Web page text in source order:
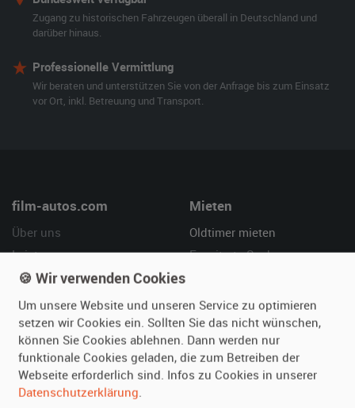
Zugang zu historischen Fahrzeugen überall in Deutschland und
darüber hinaus.
Professionelle Vermittlung
Wir beraten und unterstützen Sie von der Anfrage bis zum Einsatz
vor Ort, inkl. Betreuung und Transport.
film-autos.com
Über uns
Leistungen
Referenzen
Kundenmeinungen
Mieten
Oldtimer mieten
Erweiterte Suche
Service
Vermieten
Oldtimer anmelden
Fotos senden
Hilfe
Häufige Fragen (FAQ)
🍪 Wir verwenden Cookies
Um unsere Website und unseren Service zu optimieren
setzen wir Cookies ein. Sollten Sie das nicht wünschen,
können Sie Cookies ablehnen. Dann werden nur
funktionale Cookies geladen, die zum Betreiben der
Webseite erforderlich sind. Infos zu Cookies in unserer
Datenschutzerklärung.